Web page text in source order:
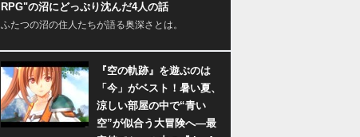
RPG"の沼にどっぷり沈んだ4人の話
ふたつの沼の住人たちが語る奥深さとは。
『空の軌跡』を遊ぶのは
「今」がベスト！暑い夏、
涼しい部屋の中で“青い
空”が似合う大冒険へ―最